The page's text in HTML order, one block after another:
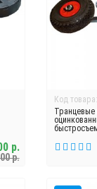
р.
р.
Код